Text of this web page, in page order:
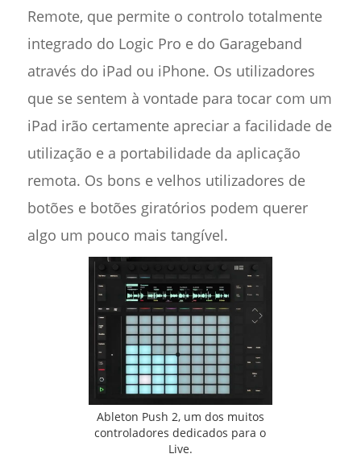
Remote, que permite o controlo totalmente
integrado do Logic Pro e do Garageband
através do iPad ou iPhone. Os utilizadores
que se sentem à vontade para tocar com um
iPad irão certamente apreciar a facilidade de
utilização e a portabilidade da aplicação
remota. Os bons e velhos utilizadores de
botões e botões giratórios podem querer
algo um pouco mais tangível.
Ableton Push 2, um dos muitos
controladores dedicados para o
Live.